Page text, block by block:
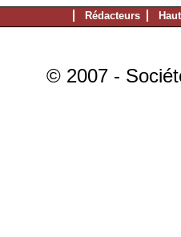
Rédacteurs
© 2007 -